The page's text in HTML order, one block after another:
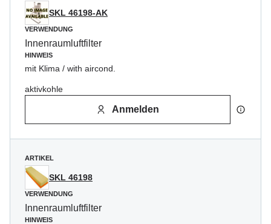
SKL 46198-AK
VERWENDUNG
Innenraumluftfilter
HINWEIS
mit Klima / with aircond.
aktivkohle
Anmelden
ARTIKEL
SKL 46198
VERWENDUNG
Innenraumluftfilter
HINWEIS